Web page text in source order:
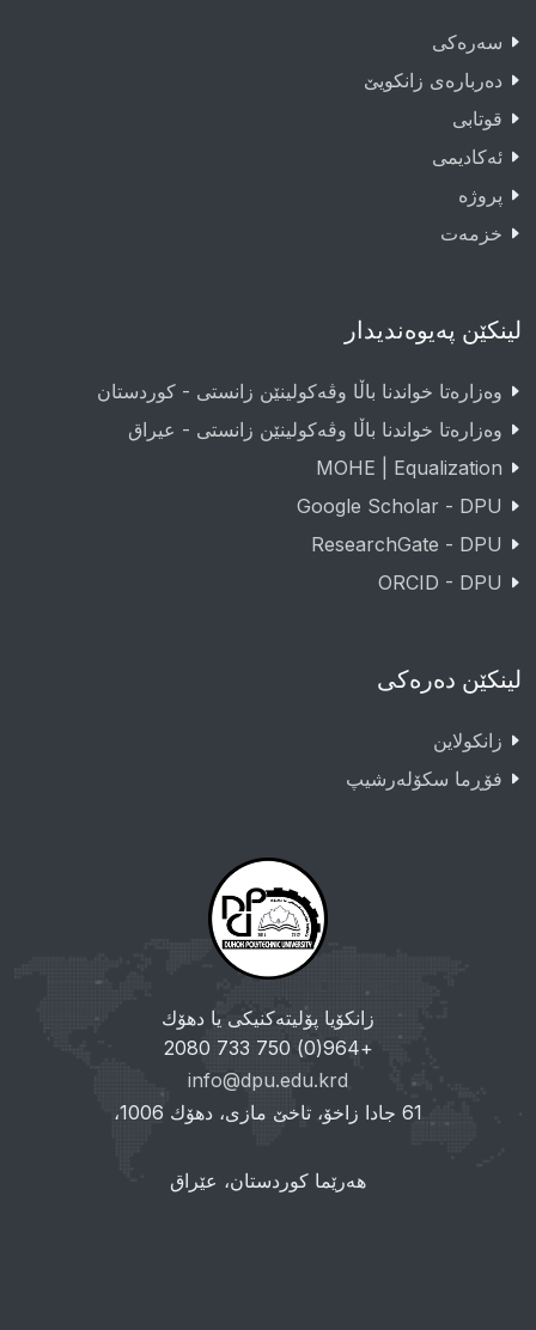
سەرەکى
دەربارەى زانکویێ
قوتابى
ئەکادیمى
پروژە
خزمەت
لینکێن پەیوەندیدار
وەزارەتا خواندنا باڵا وڤەکولینێن زانستی - کوردستان
وەزارەتا خواندنا باڵا وڤەکولینێن زانستی - عيراق
MOHE | Equalization
Google Scholar - DPU
ResearchGate - DPU
ORCID - DPU
لینکێن دەرەکی
زانکولاین
فۆڕما سکۆلەرشیپ
زانکۆیا پۆلیتەکنیکی یا دهۆك
+964(0) 750 733 2080
info@dpu.edu.krd
61 جادا زاخۆ، تاخێ مازی، دهۆك 1006،
هەرێما کوردستان، عێراق